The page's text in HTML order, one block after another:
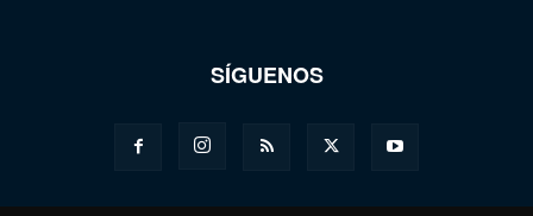
SÍGUENOS